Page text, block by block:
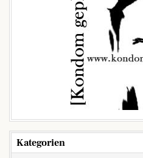
Kategorien